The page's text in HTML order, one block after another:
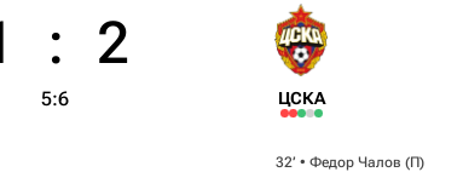
: 2
5:6 ЦСКА
32‎’‎ • Федор Чалов (П)